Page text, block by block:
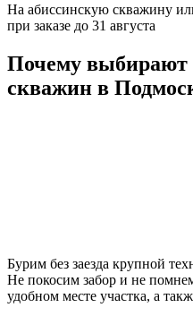
На абиссинскую скважину
при заказе до 31 августа
Почему выбирают
скважин в
Бурим без заезда крупной
Не покосим забор и не
удобном месте участка, а